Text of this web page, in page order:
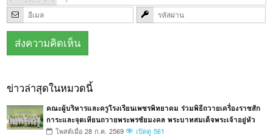
ข่าวล่าสุดในหมวดนี้
คณะผู้บริหารและครูโรงเรียนเพชรพิทยาคม ร่วมพิธีถวายเครื่องราชสัก
การะและจุดเทียนถวายพระพรชัยมงคล พระบาทสมเด็จพระเจ้าอยู่หัว
โพสต์เมื่อ 28 ก.ค. 2569 เปิดดู 561